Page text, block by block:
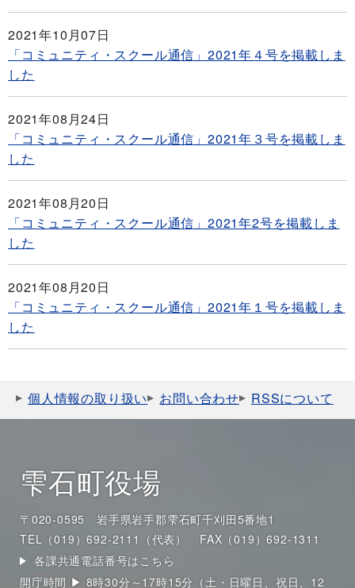
2021年10月07日
「コミュニティ・スクール通信」2021年４号を掲載しま
した
2021年08月24日
「コミュニティ・スクール通信」2021年３号を掲載しま
した
2021年08月20日
「コミュニティ・スクール通信」2021年2号を掲載しま
した
2021年08月20日
「コミュニティ・スクール通信」2021年１号を掲載しま
した
個人情報の取り扱い お問い合わせ RSSについて
雫石町役場
〒020-0595 岩手県岩手郡雫石町千刈田5番地1
TEL（019）692-2111（代表）
FAX（019）692-1311
各課共通電話番号はこちら
開庁時間 ▶ 8時30分～17時15分（土・日曜日、祝日、12